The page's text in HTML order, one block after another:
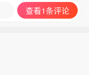
查看1条评论